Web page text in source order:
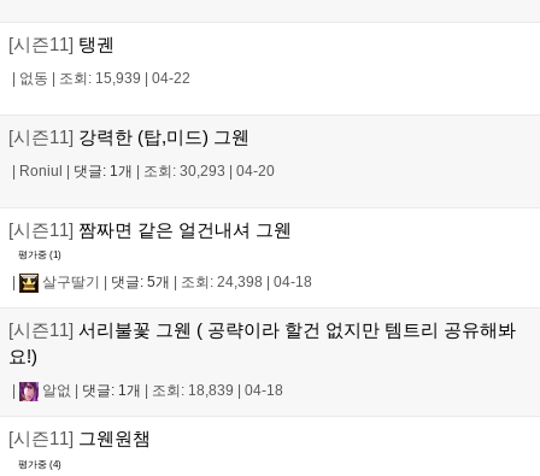
[시즌11] 탱궨
없동 조회: 15,939 04-22
[시즌11] 강력한 (탑,미드) 그웬
Roniul 댓글: 1개 조회: 30,293 04-20
[시즌11] 짬짜면 같은 얼건내셔 그웬
평가중 (1)
살구딸기 댓글: 5개 조회: 24,398 04-18
[시즌11] 서리불꽃 그웬 ( 공략이라 할건 없지만 템트리 공유해봐
요!)
알없 댓글: 1개 조회: 18,839 04-18
[시즌11] 그웬원챔
평가중 (4)